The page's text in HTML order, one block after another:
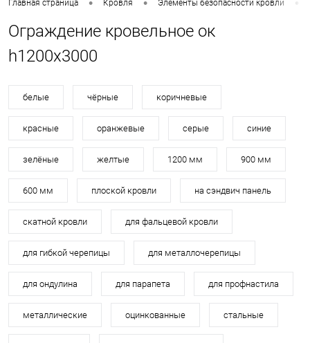
Главная страница • Кровля • Элементы безопасности кровли
Ограждение кровельное ок
h1200х3000
белые чёрные коричневые
красные оранжевые серые синие
зелёные желтые 1200 мм 900 мм
600 мм плоской кровли на сэндвич панель
скатной кровли для фальцевой кровли
для гибкой черепицы для металлочерепицы
для ондулина для парапета для профнастила
металлические оцинкованные стальные